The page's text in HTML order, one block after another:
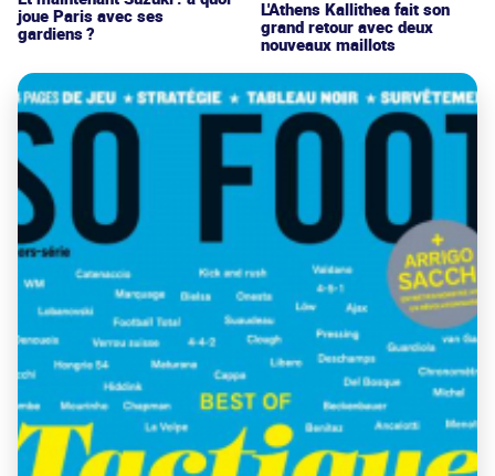
joue Paris avec ses
gardiens ?
L'Athens Kallithea fait son
grand retour avec deux
nouveaux maillots